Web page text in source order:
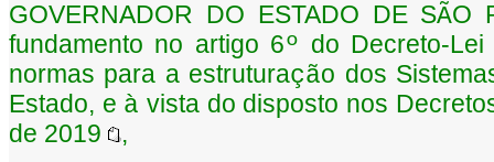
GOVERNADOR DO ESTADO DE SÃO
fundamento no artigo 6º do Decreto-Lei
normas para a estruturação dos
Estado, e à vista do disposto nos
de 2019
,